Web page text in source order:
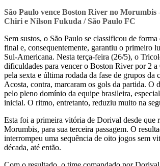
São Paulo vence Boston River no Morumbis
Chiri e Nilson Fukuda / São Paulo FC
Sem sustos, o São Paulo se classificou de forma
final e, consequentemente, garantiu o primeiro
Sul-Americana. Nesta terça-feira (26/5), o
dificuldades para vencer o Boston River por 2
pela sexta e última rodada da fase de grupos da
Acosta, contra, marcaram os gols da partida. O
pelo pleno domínio da equipe brasileira,
inicial. O ritmo, entretanto, reduziu muito na
Esta foi a primeira vitória de Dorival desde que
Morumbis, para sua terceira passagem. O
interrompeu uma sequência de oito jogos sem
década, até então.